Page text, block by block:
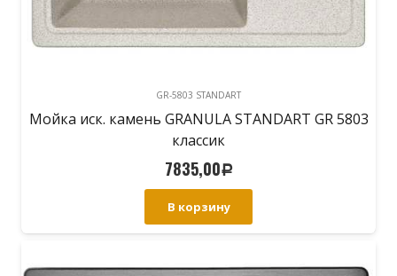
GR-5803 STANDART
Мойка иск. камень GRANULA STANDART GR 5803
классик
7835,00Р
В корзину